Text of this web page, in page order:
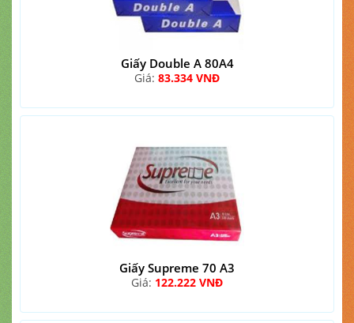
Giấy Double A 80A4
Giá: 83.334 VNĐ
Giấy Supreme 70 A3
Giá: 122.222 VNĐ